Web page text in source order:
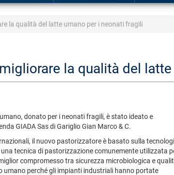
la qualità del latte umano per i neonati fragili
la qualità del
donato per i neonati fragili, è stato ideato e
GIADA Sas di Gariglio Gian Marco & C.
il nuovo pastorizzatore è basato sulla
tecnica di pastorizzazione comunemente utilizzata
compromesso tra sicurezza microbiologica e
umano perché gli impianti industriali hanno portate